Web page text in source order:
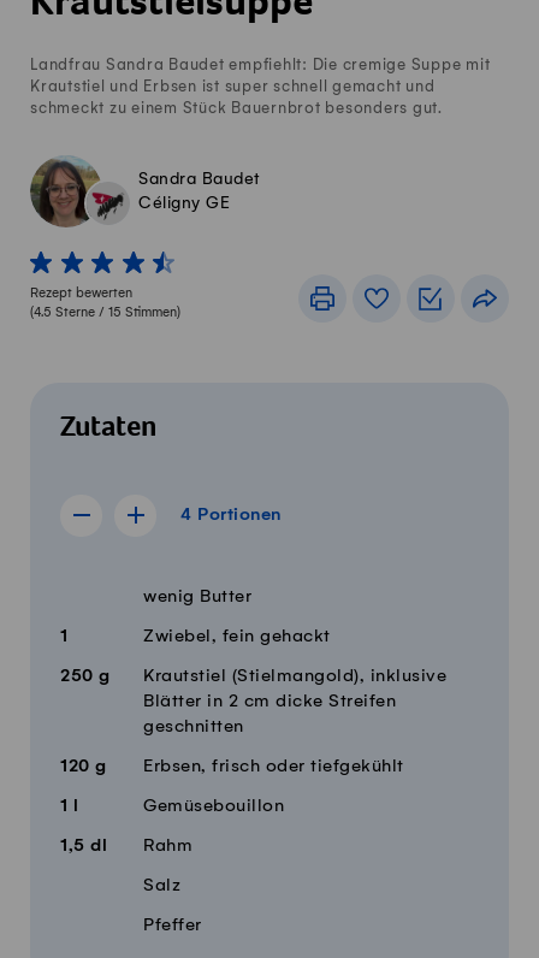
Landfrau Sandra Baudet empfiehlt: Die cremige Suppe mit
Krautstiel und Erbsen ist super schnell gemacht und
schmeckt zu einem Stück Bauernbrot besonders gut.
Sandra Baudet
Céligny GE
1 von 5 Sterne
2 von 5 Sterne
3 von 5 Sterne
4 von 5 Sterne
5 von 5 Sterne
Rezept bewerten
(4.5 Sterne / 15 Stimmen)
DruckenRezeptbuch
Zutaten
4 Portionen
Rezept für 3 Portionen anzeigen
Rezept für 5 Portionen anzeigen
4 Portionen
Zutaten
wenig Butter
1 Zwiebel, fein gehackt
250 g
Krautstiel (Stielmangold), inklusive
Blätter in 2 cm dicke Streifen
geschnitten
120 g Erbsen, frisch oder tiefgekühlt
1 l Gemüsebouillon
1,5 dl Rahm
Salz
Pfeffer